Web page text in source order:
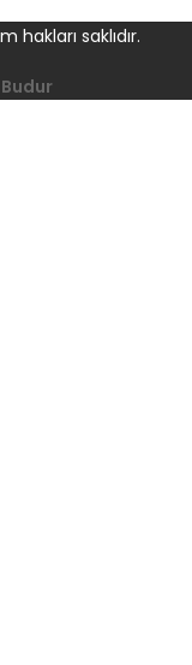
hakları saklıdır.